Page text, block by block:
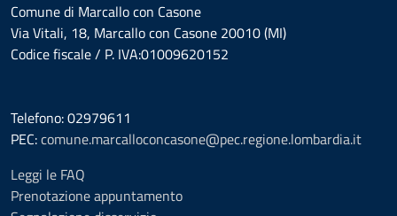
Comune di Marcallo con Casone
Via Vitali, 18, Marcallo con Casone 20010 (MI)
Codice fiscale / P. IVA:01009620152
Telefono: 02979611
PEC:comune.marcalloconcasone@pec.regione.lombardia.it
Leggi le FAQ
Prenotazione appuntamento